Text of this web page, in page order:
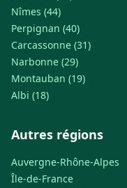
Nîmes (44)
Perpignan (40)
Carcassonne (31)
Narbonne (29)
Montauban (19)
Albi (18)
Autres régions
Auvergne-Rhône-Alpes
Île-de-France